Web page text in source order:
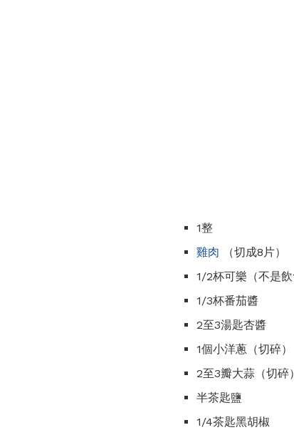
1整
雞肉 （切成8片）
1/2杯可樂（不是飲
1/3杯番茄醬
2至3湯匙杏醬
1個小洋蔥（切碎）
2至3瓣大蒜（切碎）
半茶匙鹽
1/4茶匙黑胡椒